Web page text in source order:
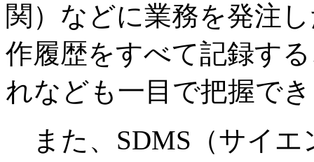
関）などに業務を発注
作履歴をすべて記録す
れなども一目で把握で
また、SDMS（サイエ